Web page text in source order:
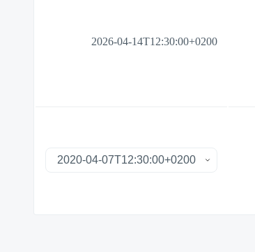
2026-04-14T12:30:00+0200